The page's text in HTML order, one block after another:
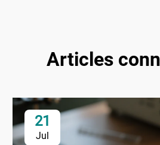
Articles
21
Jul